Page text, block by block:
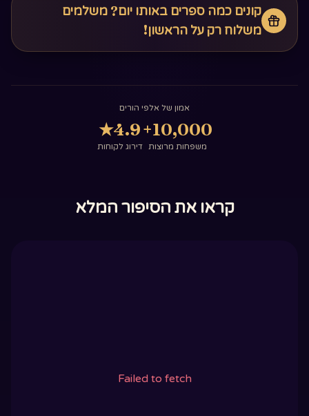
קונים כמה ספרים באותו יום? משלמים
משלוח רק על הראשון!
אמון של אלפי הורים
10,000+
משפחות מרוצות
4.9
★
דירוג לקוחות
קראו את הסיפור המלא
Failed to fetch